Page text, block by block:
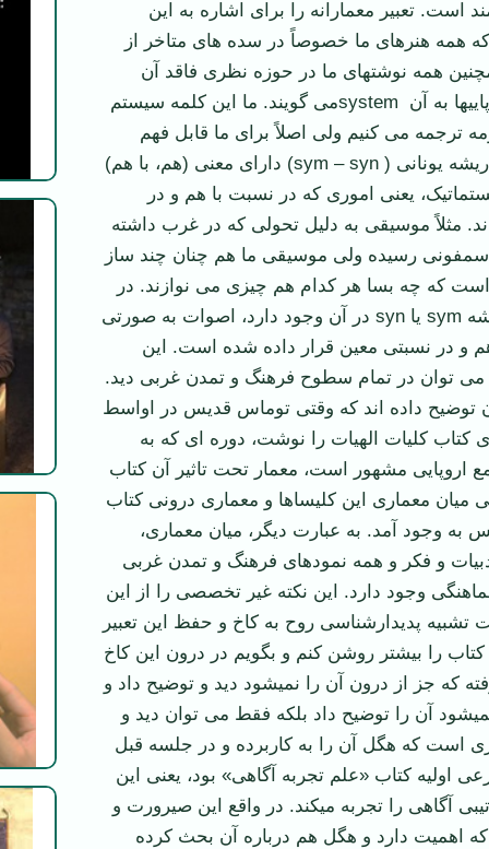
است. تعبیر معمارانه را برای اشاره به این
همه هنرهای ما خصوصاً در سده های متاخر از
همه نوشتهای ما در حوزه نظری فاقد آن
چیزی است که اروپاییها به آن systemمی گویند. ما این کلمه سیستم
ترجمه می کنیم ولی اصلاً برای ما قابل فهم
نیست. سیستم در ریشه یونانی ( sym – syn) دارای معنی (هم، با هم)
یعنی اموری که در نسبت با هم و در
مثلاً موسیقی به دلیل تحولی که در غرب داشته
سمفونی رسیده ولی موسیقی ما هم چنان چند ساز
که چه بسا هر کدام هم چیزی می نوازند. در
سمفونی که باز ریشه sym یا syn در آن وجود دارد، اصوات به صورتی
و در نسبتی معین قرار داده شده است. این
می توان در تمام سطوح فرهنگ و تمدن غربی دید.
توضیح داده اند که وقتی توماس قدیس در اواسط
کتاب کلیات الهیات را نوشت، دوره ای که به
اروپایی مشهور است، معمار تحت تاثیر آن کتاب
میان معماری این کلیساها و معماری درونی کتاب
به وجود آمد. به عبارت دیگر، میان معماری،
و فکر و همه نمودهای فرهنگ و تمدن غربی
وجود دارد. این نکته غیر تخصصی را از این
پدیدارشناسی روح به کاخ و حفظ این تعبیر
کتاب را بیشتر روشن کنم و بگویم در درون این کاخ
که جز از درون آن را نمی­شود­ دید و توضیح داد و
نمی­شود آن را توضیح داد بلکه فقط می توان دید و
است که هگل آن را به کاربرده و در جلسه قبل
اولیه کتاب «علم تجربه آگاهی» بود، یعنی این
آگاهی را تجربه می­کند. در واقع این صیرورت و
اهمیت دارد و هگل هم درباره آن بحث کرده